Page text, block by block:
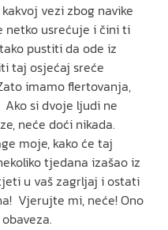
vezi zbog navike
netko usrećuje i čini ti
pustiti da ode iz
taj osjećaj sreće
imamo flertovanja,
si dvoje ljudi ne
neće doći nikada.
moje, kako će taj
tjedana izašao iz
u vaš zagrljaj i ostati
Vjerujte mi, neće! Ono